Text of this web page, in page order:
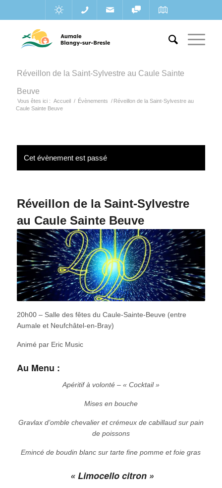
Réveillon de la Saint-Sylvestre au Caule Sainte
Beuve
Vous êtes ici : Accueil / Évènements / Réveillon de la Saint-Sylvestre au
Caule Sainte Beuve
Cet évènement est passé
Réveillon de la Saint-Sylvestre
au Caule Sainte Beuve
20h00 – Salle des fêtes du Caule-Sainte-Beuve (entre
Aumale et Neufchâtel-en-Bray)
Animé par Eric Music
Au Menu :
Apéritif à volonté – « Cocktail »
Mises en bouche
Gravlax d’omble chevalier et crémeux de cabillaud sur pain
de poissons
Emincé de boudin blanc sur tarte fine pomme et foie gras
« Limocello citron »